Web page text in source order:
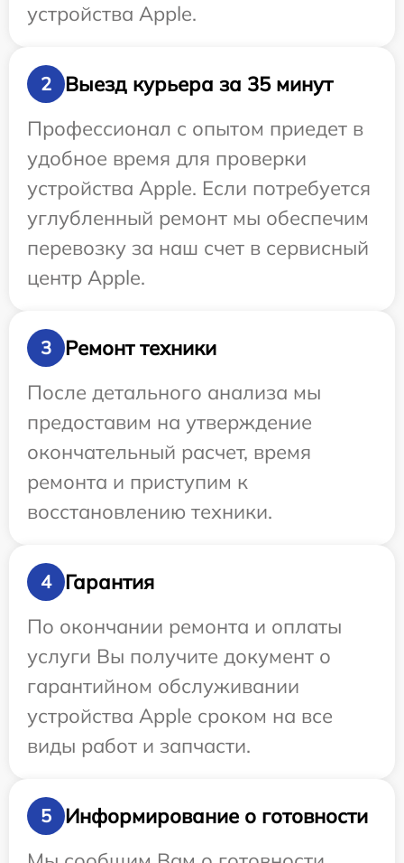
устройства Apple.
2
Выезд курьера за 35 минут
Профессионал с опытом приедет в
удобное время для проверки
устройства Apple. Если потребуется
углубленный ремонт мы обеспечим
перевозку за наш счет в сервисный
центр Apple.
3
Ремонт техники
После детального анализа мы
предоставим на утверждение
окончательный расчет, время
ремонта и приступим к
восстановлению техники.
4
Гарантия
По окончании ремонта и оплаты
услуги Вы получите документ о
гарантийном обслуживании
устройства Apple сроком на все
виды работ и запчасти.
5
Информирование о готовности